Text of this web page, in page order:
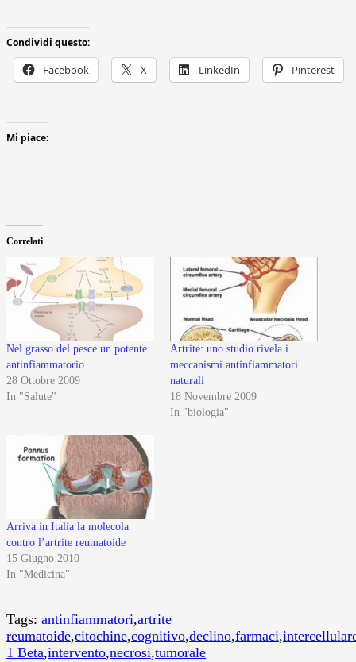
Condividi questo:
Facebook X LinkedIn Pinterest
Mi piace:
Correlati
Nel grasso del pesce un potente
antinfiammatorio
28 Ottobre 2009
In "Salute"
Artrite: uno studio rivela i
meccanismi antinfiammatori
naturali
18 Novembre 2009
In "biologia"
Arriva in Italia la molecola
contro l’artrite reumatoide
15 Giugno 2010
In "Medicina"
Tags: antinfiammatori,artrite
reumatoide,citochine,cognitivo,declino,farmaci,
1 Beta,intervento,necrosi,tumorale